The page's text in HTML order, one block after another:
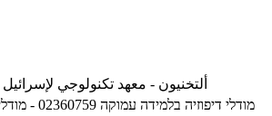
ألتخنيون - معهد تكنولوجي لإسرائيل
02360759 - מודלי דיפוזיה בלמידה עמוקה 02360759 - מודלי דיפוזיה בלמידה עמוקה